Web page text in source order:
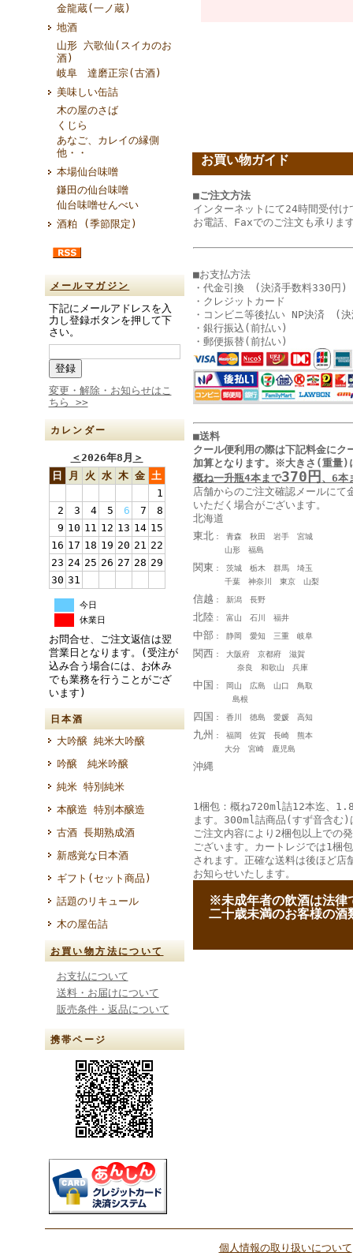
金龍蔵(一ノ蔵)
地酒
山形 六歌仙(スイカのお
酒)
岐阜 達磨正宗(古酒)
美味しい缶詰
木の屋のさば
くじら
あなご、カレイの縁側
他・・
本場仙台味噌
鎌田の仙台味噌
仙台味噌せんべい
酒粕 (季節限定)
メールマガジン
下記にメールアドレスを入
力し登録ボタンを押して下
さい。
変更・解除・お知らせはこ
ちら >>
カレンダー
＜2026年8月 ＞
日
月 火 水 木 金 土
1
2
3 4 5 6 7
8
9 10 11 12 13 14 15
16 17 18 19 20 21 22
23 24 25 26 27 28 29
30 31
今日
休業日
お問合せ、ご注文返信は翌
営業日となります。(受注が
込み合う場合には、お休み
でも業務を行うことがござ
います)
日本酒
大吟醸 純米大吟醸
吟醸 純米吟醸
純米 特別純米
本醸造 特別本醸造
古酒 長期熟成酒
新感覚な日本酒
ギフト(セット商品)
話題のリキュール
木の屋缶詰
お買い物方法について
お支払について
送料・お届けについて
販売条件・返品について
携帯ページ
お買い物ガイド
■ご注文方法
インターネットにて24時間受付け
お電話、Faxでのご注文も承りま
■お支払方法
・代金引換 (決済手数料330円)
・クレジットカード
・コンビニ等後払い NP決済 (
・銀行振込(前払い)
・郵便振替(前払い)
■送料
クール便利用の際は下記料金にク
加算となります。
※大きさ(重量)
概ね一升瓶4本まで370円、6本
店舗からのご注文確認メールにて
いただく場合がございます。
北海道
東北： 青森 秋田 岩手 宮城
山形 福島
関東 ： 茨城 栃木 群馬 埼玉
千葉 神奈川 東京 山梨
信越 ： 新潟 長野
北陸： 富山 石川 福井
中部： 静岡 愛知 三重 岐阜
関西 ： 大阪府 京都府 滋賀
奈良 和歌山 兵庫
中国 ： 岡山 広島 山口 鳥取
島根
四国 ： 香川 徳島 愛媛 高知
九州 ： 福岡 佐賀 長崎 熊本
大分 宮崎 鹿児島
沖縄
1梱包：概ね720ml詰12本迄、
ます。300ml詰商品(すず音含む)
ご注文内容により2梱包以上での
ございます。カートレジでは1梱
されます。正確な送料は後ほど店
お知らせいたします。
※未成年者の飲酒は法律
二十歳未満のお客様の酒
個人情報の取り扱いについて